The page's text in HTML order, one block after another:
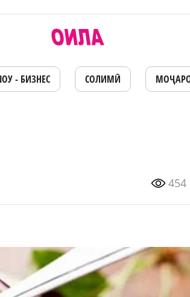
- БИЗНЕС СОЛИМӢ
454